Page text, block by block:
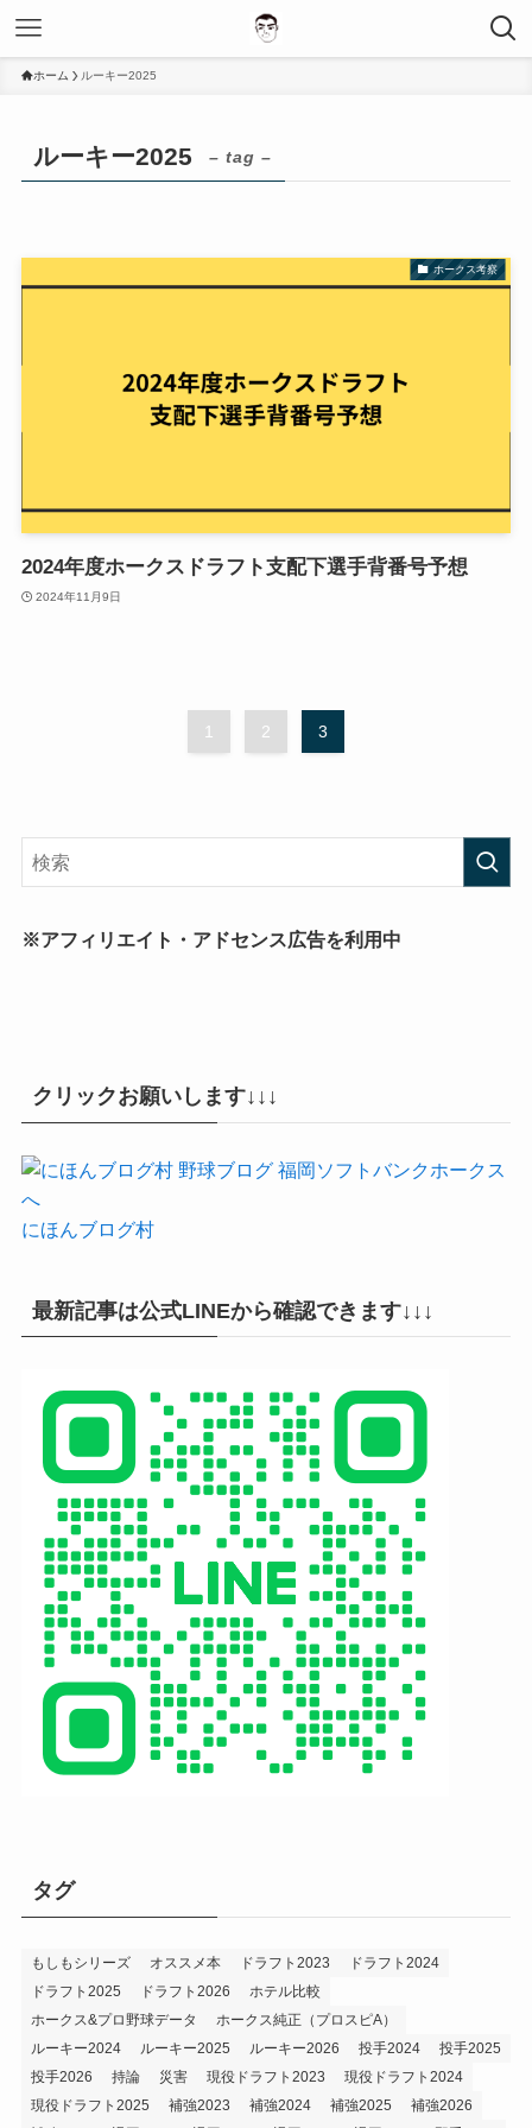
ホーム ルーキー2025
ルーキー2025 – tag –
ホークス考察
2024年度ホークスドラフト支配下選手背番号予想
2024年11月9日
1 2 3
※アフィリエイト・アドセンス広告を利用中
クリックお願いします↓↓↓
にほんブログ村
最新記事は公式LINEから確認できます↓↓↓
タグ
もしもシリーズ オススメ本 ドラフト2023
ドラフト2024
ドラフト2025
ドラフト2026
ホテル比較
ホークス&プロ野球データ
ホークス純正（プロスピA）
ルーキー2024
ルーキー2025 ルーキー2026 投手2024
投手2025
投手2026
持論 災害 現役ドラフト2023
現役ドラフト2024
現役ドラフト2025
補強2023 補強2024 補強2025
補強2026